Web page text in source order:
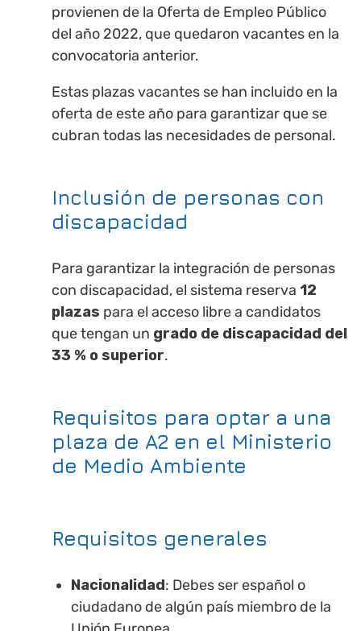
provienen de la Oferta de Empleo Público
del año 2022, que quedaron vacantes en la
convocatoria anterior.
Estas plazas vacantes se han incluido en la
oferta de este año para garantizar que se
cubran todas las necesidades de personal.
Inclusión de personas con
discapacidad
Para garantizar la integración de personas
con discapacidad, el sistema reserva 12
plazas para el acceso libre a candidatos
que tengan un grado de discapacidad del
33 % o superior.
Requisitos para optar a una
plaza de A2 en el Ministerio
de Medio Ambiente
Requisitos generales
Nacionalidad: Debes ser español o
ciudadano de algún país miembro de la